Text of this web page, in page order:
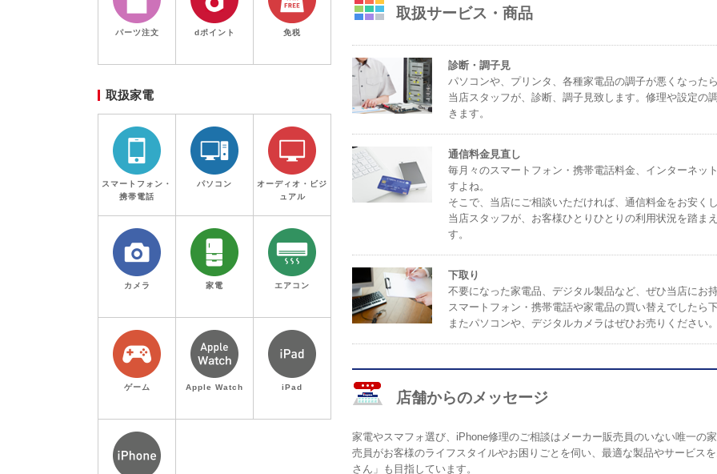
パーツ注文 dポイント 免税
取扱家電
スマートフォン・
携帯電話
パソコン
オーディオ・ビジ
ュアル
カメラ 家電 エアコン
ゲーム Apple Watch iPad
取扱サービス・商品
診断・調子見
パソコンや、プリンタ、各種家電品の調子が悪くなった
当店スタッフが、診断、調子見致します。修理や設定の
きます。
通信料金見直し
毎月々のスマートフォン・携帯電話料金、インターネッ
すよね。
そこで、当店にご相談いただければ、通信料金をお安くし
当店スタッフが、お客様ひとりひとりの利用状況を踏ま
す。
下取り
不要になった家電品、デジタル製品など、ぜひ当店にお持
スマートフォン・携帯電話や家電品の買い替えでしたら
またパソコンや、デジタルカメラはぜひお売りください
店舗からのメッセージ
家電やスマフォ選び、iPhone修理のご相談はメーカー販売員のいない唯一の
売員がお客様のライフスタイルやお困りごとを伺い、最適な製品やサービス
さん」も目指しています。